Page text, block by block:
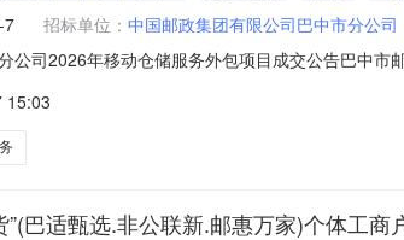
7 招标单位： 中国邮政集团有限公司巴中市分公司
公司2026年移动仓储服务外包项目成交公告巴中
体本次成交公告在中国邮政集团有限公司官网（
15:03
”(巴适甄选.非公联新.邮惠万家)个体工